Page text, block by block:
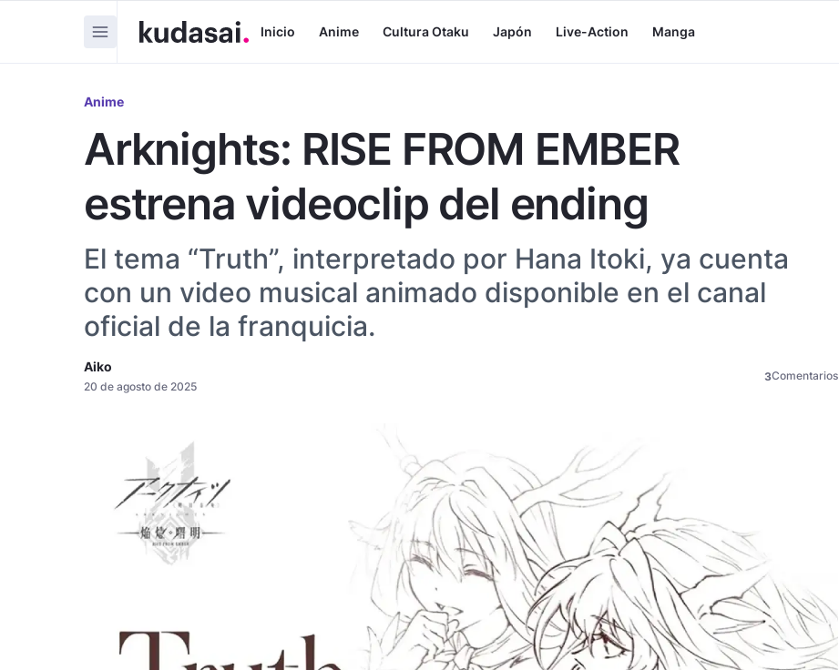
Inicio Anime Cultura Otaku Japón Live-Action Manga
Anime
Arknights: RISE FROM EMBER
estrena videoclip del ending
El tema “Truth”, interpretado por Hana Itoki, ya cuenta
con un video musical animado disponible en el canal
oficial de la franquicia.
Aiko
20 de agosto de 2025
3Comentarios